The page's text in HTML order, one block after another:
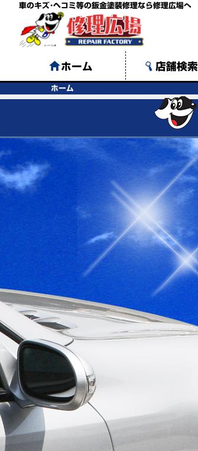
車のキズ･ヘコミ等の鈑金塗装修理なら修理広場へ
ホーム 店舗検索
ホーム